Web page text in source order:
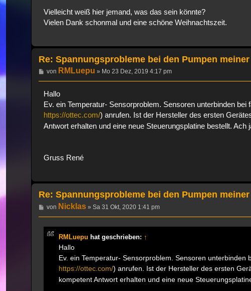
Vielleicht weiß hier jemand, was das sein könnte?
Vielen Dank schonmal und eine schöne Weihnachtszeit.
Re: Spannungsprobleme bei den Pumpen
Beitrag
von RMLuepu » Mo 23 Dez, 2019 4:17 pm
Hallo
Ev. ein Temperatur- Sensorproblem. Sensoren unterbinden
https://ottec.com/) anrufen. Ist der Hersteller des ersten
Antwort erhalten und eine neue Steuerungsplatine bestellt.
Gruss René
Re: Spannungsprobleme bei den Pumpen
Beitrag
von Nicklas» Sa 31 Okt, 2020 1:41 pm
RMLuepu hat geschrieben: ↑
Hallo
Ev. ein Temperatur- Sensorproblem. Sensoren
https://ottec.com/) anrufen. Ist der Hersteller des ersten
kompetent Antwort erhalten und eine neue